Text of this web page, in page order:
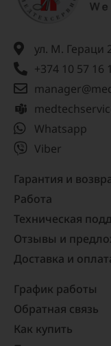
ул. М. Гераци
+374 10 57 16
Whatsapp
Viber
Гарантия и
Работа
Техническая
Отзывы и
Доставка и
График работы
Обратная связь
Как купить